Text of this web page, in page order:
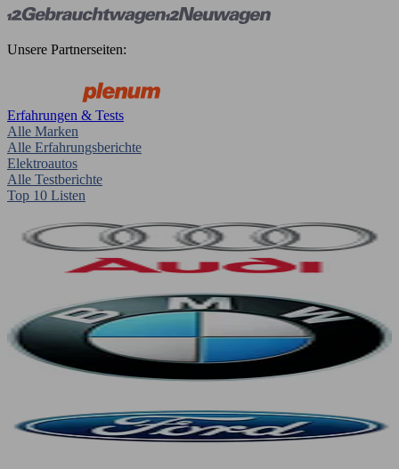
Unsere Partnerseiten:
Erfahrungen & Tests
Alle Marken
Alle Erfahrungsberichte
Elektroautos
Alle Testberichte
Top 10 Listen